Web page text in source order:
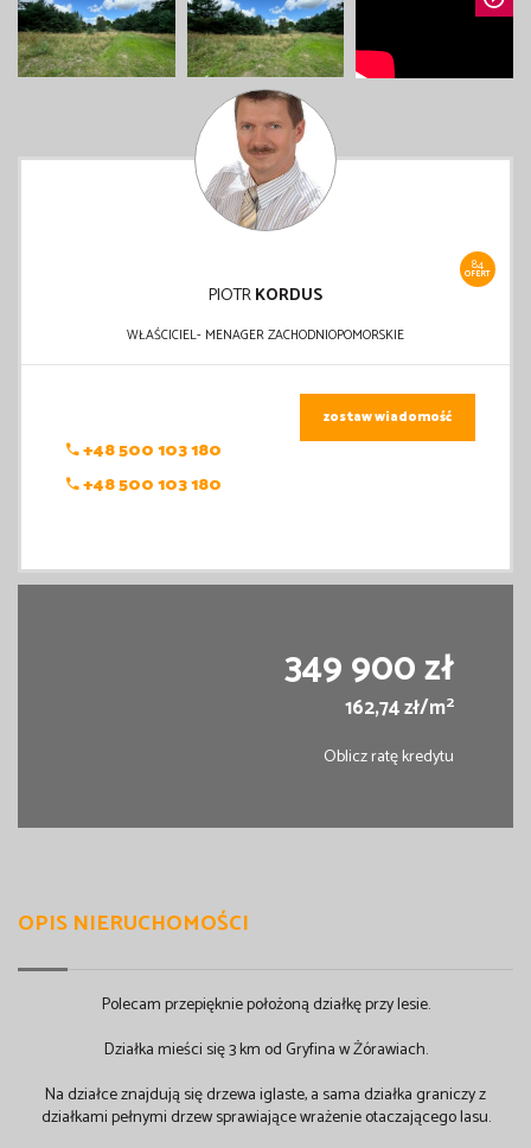
84
OFERT
PIOTRKORDUS
WŁAŚCICIEL- MENAGER ZACHODNIOPOMORSKIE
+48 500 103 180
+48 500 103 180
zostaw wiadomość
349 900 zł
162,74 zł/m2
Oblicz ratę kredytu
OPIS NIERUCHOMOŚCI
Polecam przepięknie położoną działkę przy lesie.
Działka mieści się 3 km od Gryfina w Żórawiach.
Na działce znajdują się drzewa iglaste, a sama działka graniczy z
działkami pełnymi drzew sprawiające wrażenie otaczającego lasu.